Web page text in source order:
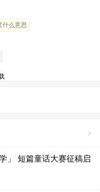
什么意思
」 短篇童话大赛征稿启